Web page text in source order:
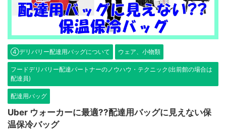
④デリバリー配達用バッグについて ウェア、小物類
フードデリバリー配達パートナーのノウハウ・テクニック(出前館の場合は
配達員)
配達用バッグ
Uber ウォーカーに最適??配達用バッグに見えない保
温保冷バッグ